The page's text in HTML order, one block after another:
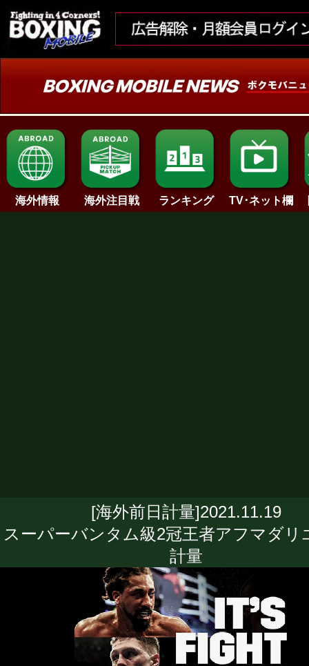
海外情報 海外注目戦 ランキング TV･ネット欄
[海外前日計量]2021.11.19
スーパーバンタム級2冠王者アフマダリ
計量